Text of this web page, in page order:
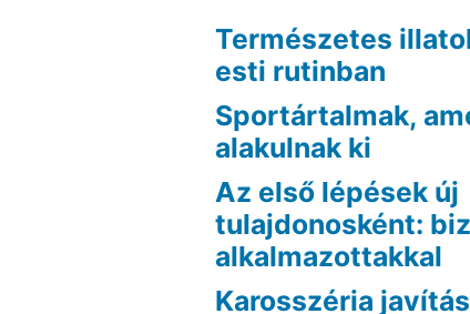
Természetes
esti rutinban
Sportártalmak,
alakulnak ki
Az első lépések új
tulajdonosként:
alkalmazottakkal
Karosszéria